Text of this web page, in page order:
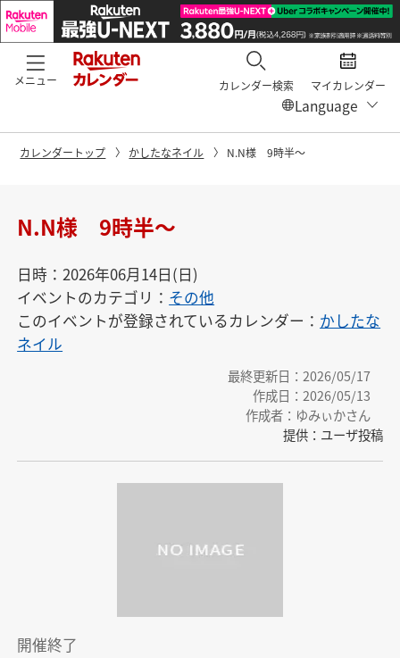
メニュー カレンダー検索 マイカレンダー
カレンダートップ かしたなネイル N.N様 9時半〜
N.N様 9時半〜
日時：2026年06月14日(日)
イベントのカテゴリ： その他
このイベントが登録されているカレンダー： かしたな
ネイル
最終更新日：2026/05/17
作成日：2026/05/13
作成者：ゆみぃかさん
提供：ユーザ投稿
開催終了